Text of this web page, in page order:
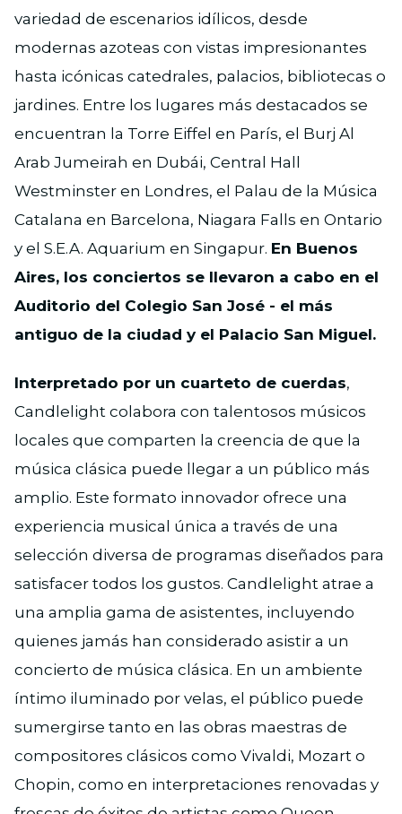
variedad de escenarios idílicos, desde
modernas azoteas con vistas impresionantes
hasta icónicas catedrales, palacios, bibliotecas o
jardines. Entre los lugares más destacados se
encuentran la Torre Eiffel en París, el Burj Al
Arab Jumeirah en Dubái, Central Hall
Westminster en Londres, el Palau de la Música
Catalana en Barcelona, Niagara Falls en Ontario
y el S.E.A. Aquarium en Singapur. En Buenos
Aires, los conciertos se llevaron a cabo en el
Auditorio del Colegio San José - el más
antiguo de la ciudad y el Palacio San Miguel.
Interpretado por un cuarteto de cuerdas,
Candlelight colabora con talentosos músicos
locales que comparten la creencia de que la
música clásica puede llegar a un público más
amplio. Este formato innovador ofrece una
experiencia musical única a través de una
selección diversa de programas diseñados para
satisfacer todos los gustos. Candlelight atrae a
una amplia gama de asistentes, incluyendo
quienes jamás han considerado asistir a un
concierto de música clásica. En un ambiente
íntimo iluminado por velas, el público puede
sumergirse tanto en las obras maestras de
compositores clásicos como Vivaldi, Mozart o
Chopin, como en interpretaciones renovadas y